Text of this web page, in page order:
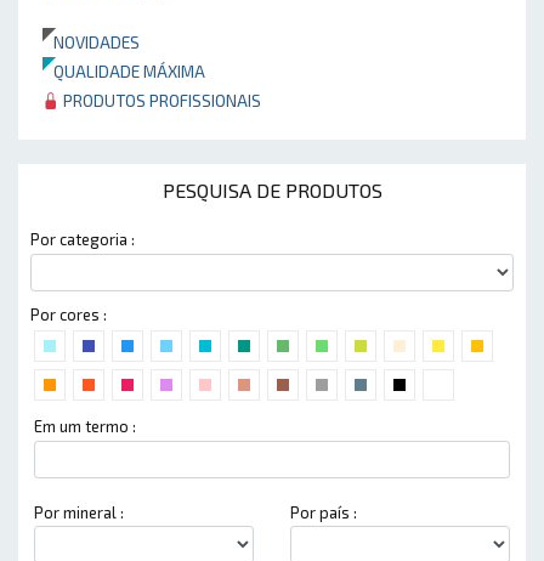
NOVIDADES
QUALIDADE MÁXIMA
PRODUTOS PROFISSIONAIS
PESQUISA DE PRODUTOS
Por categoria :
Por cores :
Em um termo :
Por mineral : Por país :